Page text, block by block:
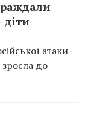
діти
атаки
до